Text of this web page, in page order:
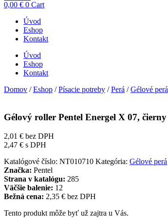
0,00 € 0 Cart
Úvod
Eshop
Kontakt
Úvod
Eshop
Kontakt
Domov /Eshop /Písacie potreby /Perá /Gélové perá
Gélový roller Pentel Energel X 07, čierny
2,01 € bez DPH
2,47 € s DPH
Katalógové číslo: NT010710 Kategória: Gélové perá
Značka: Pentel
Strana v katalógu: 285
Väčšie balenie: 12
Bežná cena: 2,35 € bez DPH
Tento produkt môže byť už zajtra u Vás.